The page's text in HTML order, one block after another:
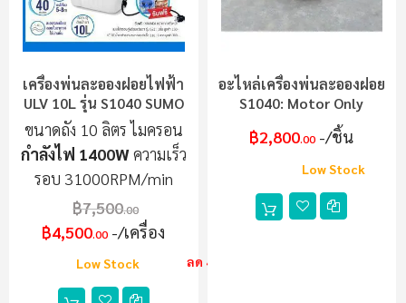
เครื่องพ่นละอองฝอยไฟฟ้า
ULV 10L รุ่น S1040 SUMO
ขนาดถัง 10 ลิตร ไมครอน
กำลังไฟ 1400Wความเร็ว
รอบ 31000RPM/min
฿7,500.00
฿4,500.00 /เครื่อง
Low Stock ลด 40%
อะไหล่เครื่องพ่นละอองฝอย
S1040: Motor Only
฿2,800.00 /ชิ้น
Low Stock